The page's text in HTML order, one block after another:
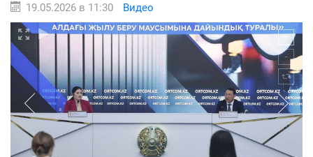
19.05.2026 в 11:30 Видео